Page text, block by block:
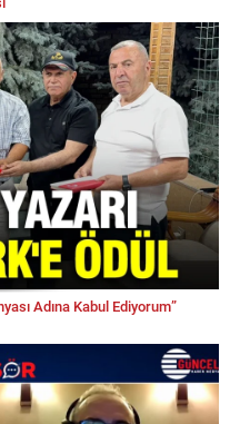
Adına Kabul Ediyorum”